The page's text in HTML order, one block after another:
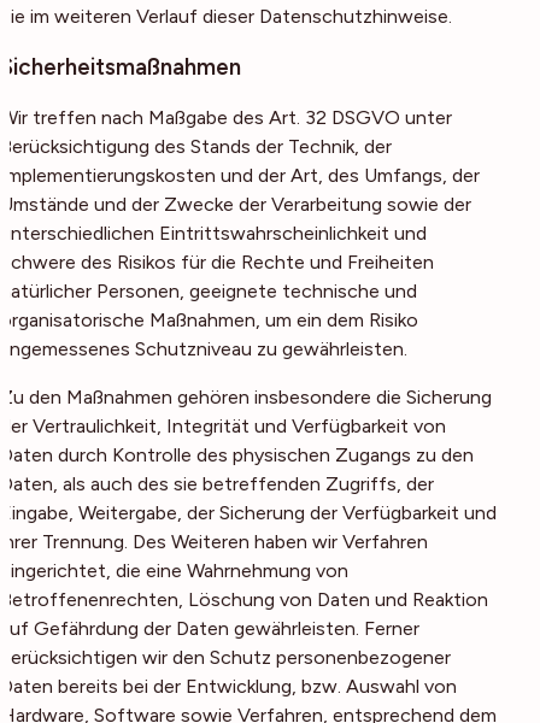
Sie im weiteren Verlauf dieser Datenschutzhinweise.
Sicherheitsmaßnahmen
Wir treffen nach Maßgabe des Art. 32 DSGVO unter
Berücksichtigung des Stands der Technik, der
Implementierungskosten und der Art, des Umfangs, der
Umstände und der Zwecke der Verarbeitung sowie der
unterschiedlichen Eintrittswahrscheinlichkeit und
Schwere des Risikos für die Rechte und Freiheiten
natürlicher Personen, geeignete technische und
organisatorische Maßnahmen, um ein dem Risiko
angemessenes Schutzniveau zu gewährleisten.
Zu den Maßnahmen gehören insbesondere die Sicherung
der Vertraulichkeit, Integrität und Verfügbarkeit von
Daten durch Kontrolle des physischen Zugangs zu den
Daten, als auch des sie betreffenden Zugriffs, der
Eingabe, Weitergabe, der Sicherung der Verfügbarkeit und
ihrer Trennung. Des Weiteren haben wir Verfahren
eingerichtet, die eine Wahrnehmung von
Betroffenenrechten, Löschung von Daten und Reaktion
auf Gefährdung der Daten gewährleisten. Ferner
berücksichtigen wir den Schutz personenbezogener
Daten bereits bei der Entwicklung, bzw. Auswahl von
Hardware, Software sowie Verfahren, entsprechend dem